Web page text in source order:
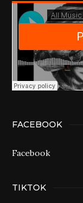
FACEBOOK
Facebook
TIKTOK